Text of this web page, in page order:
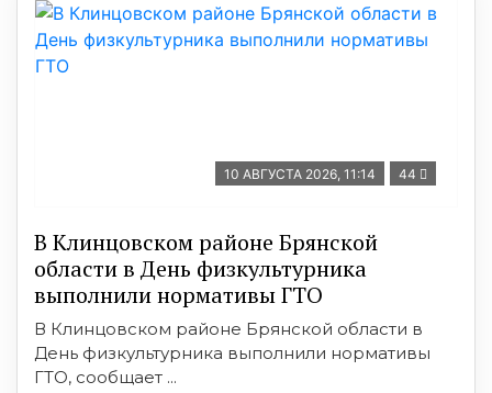
10 АВГУСТА 2026, 11:14 44
В Клинцовском районе Брянской
области в День физкультурника
выполнили нормативы ГТО
В Клинцовском районе Брянской области в
День физкультурника выполнили нормативы
ГТО, сообщает ...